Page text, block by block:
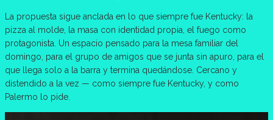
La propuesta sigue anclada en lo que siempre fue Kentucky: la
pizza al molde, la masa con identidad propia, el fuego como
protagonista. Un espacio pensado para la mesa familiar del
domingo, para el grupo de amigos que se junta sin apuro, para el
que llega solo a la barra y termina quedándose. Cercano y
distendido a la vez — como siempre fue Kentucky, y como
Palermo lo pide.